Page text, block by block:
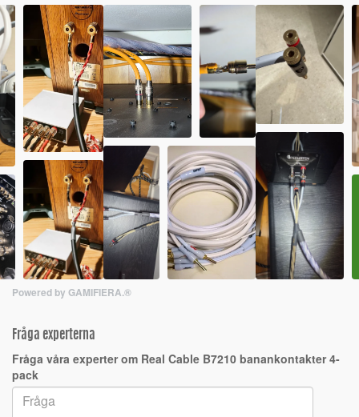
Powered by GAMIFIERA.®
Fråga experterna
Fråga våra experter om Real Cable B7210 banankontakter 4-
pack